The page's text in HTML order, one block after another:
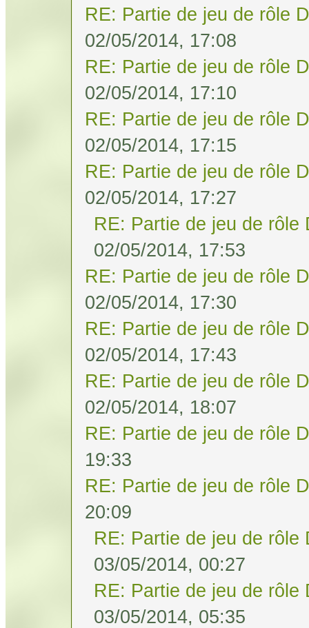
RE: Partie de jeu de rôle
02/05/2014, 17:08
RE: Partie de jeu de rôle
02/05/2014, 17:10
RE: Partie de jeu de rôle
02/05/2014, 17:15
RE: Partie de jeu de rôle
02/05/2014, 17:27
RE: Partie de jeu de rôle
02/05/2014, 17:53
RE: Partie de jeu de rôle
02/05/2014, 17:30
RE: Partie de jeu de rôle
02/05/2014, 17:43
RE: Partie de jeu de rôle
02/05/2014, 18:07
RE: Partie de jeu de rôle
19:33
RE: Partie de jeu de rôle
20:09
RE: Partie de jeu de rôle
03/05/2014, 00:27
RE: Partie de jeu de rôle
03/05/2014, 05:35